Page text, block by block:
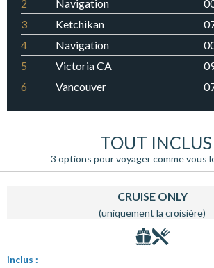
2
Navigation
3
Ketchikan
4
Navigation
5
Victoria CA
6
Vancouver
TOUT INCLUS
3 options pour voyager comme vous
CRUISE ONLY
(uniquement la croisière)
inclus :